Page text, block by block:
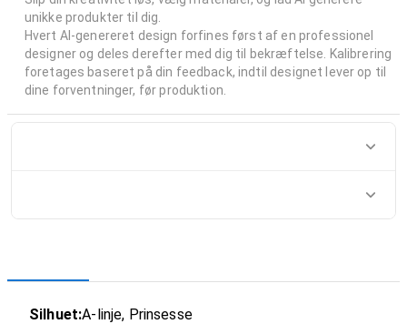
unikke produkter til dig.
Hvert AI-genereret design forfines først af en professionel
designer og deles derefter med dig til bekræftelse. Kalibrering
foretages baseret på din feedback, indtil designet lever op til
dine forventninger, før produktion.
Silhuet:A-linje, Prinsesse